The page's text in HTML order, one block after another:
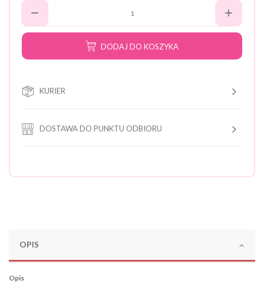
DODAJ DO KOSZYKA
KURIER
DOSTAWA DO PUNKTU ODBIORU
OPIS
Opis